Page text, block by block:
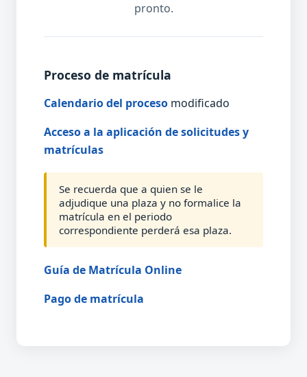
pronto.
Proceso de matrícula
Calendario del proceso modificado
Acceso a la aplicación de solicitudes y
matrículas
Se recuerda que a quien se le
adjudique una plaza y no formalice la
matrícula en el periodo
correspondiente perderá esa plaza.
Guía de Matrícula Online
Pago de matrícula